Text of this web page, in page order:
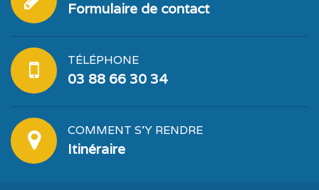
Formulaire de contact
TÉLÉPHONE
03 88 66 30 34
COMMENT S'Y RENDRE
Itinéraire